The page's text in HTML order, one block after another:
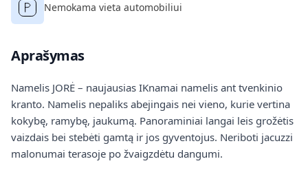
Nemokama vieta automobiliui
Aprašymas
Namelis JORĖ – naujausias IKnamai namelis ant tvenkinio
kranto. Namelis nepaliks abejingais nei vieno, kurie vertina
kokybę, ramybę, jaukumą. Panoraminiai langai leis grožėtis
vaizdais bei stebėti gamtą ir jos gyventojus. Neriboti jacuzzi
malonumai terasoje po žvaigzdėtu dangumi.